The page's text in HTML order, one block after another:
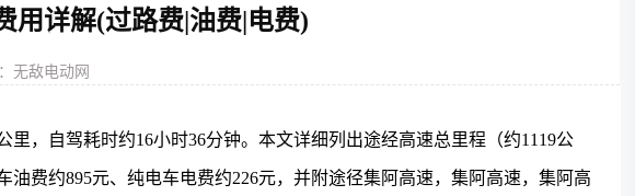
用详解(过路费|油费|电费)
无敌电动网
里，自驾耗时约16小时36分钟。本文详细列出途经高速总里程（约1119公
油费约895元、纯电车电费约226元，并附途径集阿高速，集阿高速，集阿高